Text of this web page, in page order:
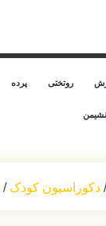
روتختی پرده
دکوراسیون کودک /